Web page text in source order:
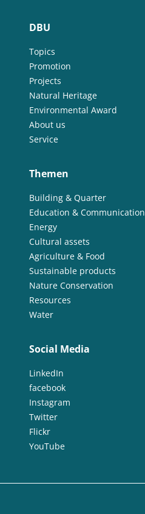
DBU
Topics
Promotion
Projects
Natural Heritage
Environmental Award
About us
Service
Themen
Building & Quarter
Education & Communication
Energy
Cultural assets
Agriculture & Food
Sustainable products
Nature Conservation
Resources
Water
Social Media
LinkedIn
facebook
Instagram
Twitter
Flickr
YouTube